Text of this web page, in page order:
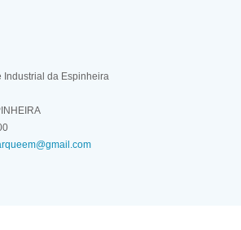
Industrial da Espinheira